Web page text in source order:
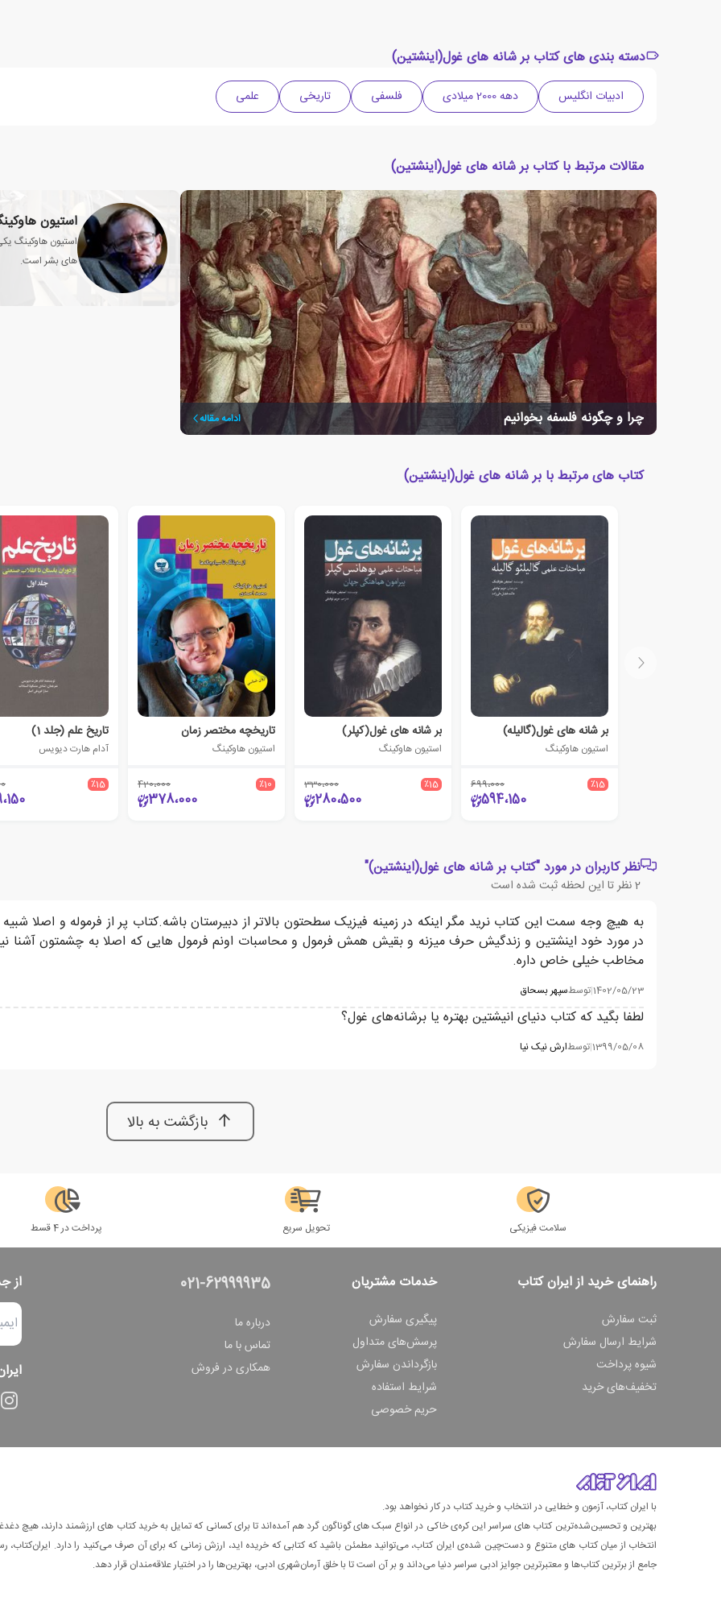
دسته بندی های کتاب بر شانه های غول(اینشتین)
ادبیات انگلیس دهه 2000 میلادی فلسفی تاریخی علمی
مقالات مرتبط با کتاب بر شانه های غول(اینشتین)
چرا و چگونه فلسفه بخوانیم ادامه مقاله
استیون
استیون هاوکینگ
های بشر است.
کتاب های مرتبط با بر شانه های غول(اینشتین)
بر شانه های غول(گالیله)
استیون هاوکینگ
٪15 699،000
594،150
بر شانه های غول(کپلر)
استیون هاوکینگ
٪15 330،000
280،500
تاریخچه مختصر زمان
استیون هاوکینگ
٪10 420،000
378،000
تاریخ علم (جلد 1)
آدام هارت دیویس
٪15
نظر کاربران در مورد "کتاب بر شانه های غول(اینشتین)"
2نظر تا این لحظه ثبت شده است
به هیچ وجه سمت این کتاب نرید مگر اینکه در زمینه فیزیک سطحتون بالاتر از دبیرستان باشه.کتاب پر از فرموله و
در مورد خود اینشتین و زندگیش حرف میزنه و بقیش همش فرمول و محاسبات اونم فرمول هایی که اصلا به چشمتون آشنا
مخاطب خیلی خاص داره.
1402/05/23
|توسطسپهر بسحاق
لطفا بگید که کتاب دنیای انیشتین بهتره یا برشانه‌های غول؟
1399/05/08
|توسطارش نیک نیا
بازگشت به بالا
سلامت فیزیکی تحویل سریع پرداخت در 4 قسط
راهنمای خرید از ایران کتاب
ثبت سفارش
شرایط ارسال سفارش
شیوه پرداخت
تخفیف‌های خرید
خدمات مشتریان
پیگیری سفارش
پرسش‌های متداول
بازگرداندن سفارش
شرایط استفاده
حریم خصوصی
021-62999935
درباره ما
تماس با ما
همکاری در فروش
از
با ایران کتاب، آزمون و خطایی در انتخاب و خرید کتاب در کار نخواهد بود.
بهترین و تحسین‌شده‌ترین کتاب‌ های سراسر این کره‌ی خاکی در انواع سبک های گوناگون گرد هم آمده‌اند تا برای کسانی که تمایل به خرید کتاب های ارزشمند دارند، هیچ
انتخاب از میان کتاب های متنوع و دست‌چین شده‌ی ایران کتاب، می‌توانید مطمئن باشید که کتابی که خریده اید، ارزش زمانی که برای آن صرف می‌کنید را دارد. ایران‌کتاب،
جامع از برترین کتاب‌ها و معتبرترین جوایز ادبی سراسر دنیا می‌داند و بر آن است تا با خلق آرمان‌شهری ادبی، بهترین‌ها را در اختیار علاقه‌مندان قرار دهد.